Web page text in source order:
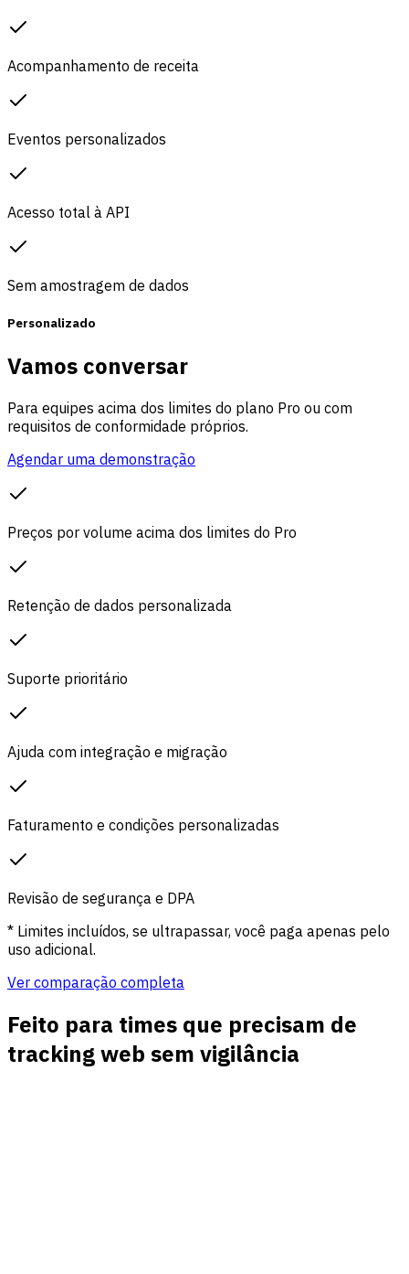
Acompanhamento de receita
Eventos personalizados
Acesso total à API
Sem amostragem de dados
Personalizado
Vamos conversar
Para equipes acima dos limites do plano Pro ou com
requisitos de conformidade próprios.
Agendar uma demonstração
Preços por volume acima dos limites do Pro
Retenção de dados personalizada
Suporte prioritário
Ajuda com integração e migração
Faturamento e condições personalizadas
Revisão de segurança e DPA
* Limites incluídos, se ultrapassar, você paga apenas pelo
uso adicional.
Ver comparação completa
Feito para times que precisam de
tracking web sem vigilância
Visibilidade de origem e campanha